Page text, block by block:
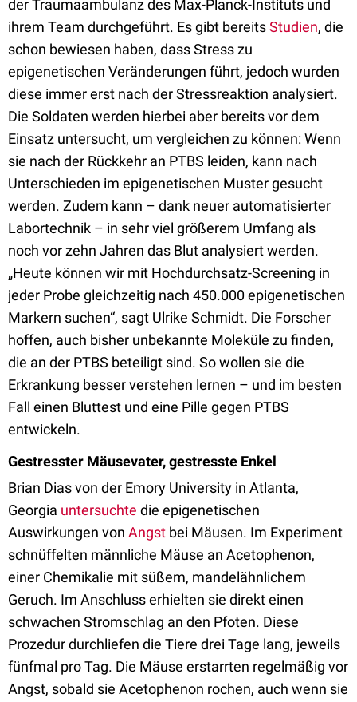
der Traumaambulanz des Max-Planck-Instituts und
ihrem Team durchgeführt. Es gibt bereitsStudien, die
schon bewiesen haben, dass Stress zu
epigenetischen Veränderungen führt, jedoch wurden
diese immer erst nach der Stressreaktion analysiert.
Die Soldaten werden hierbei aber bereits vor dem
Einsatz untersucht, um vergleichen zu können: Wenn
sie nach der Rückkehr an PTBS leiden, kann nach
Unterschieden im epigenetischen Muster gesucht
werden. Zudem kann – dank neuer automatisierter
Labortechnik – in sehr viel größerem Umfang als
noch vor zehn Jahren das Blut analysiert werden.
„Heute können wir mit Hochdurchsatz-​Screening in
jeder Probe gleichzeitig nach 450.000 epigenetischen
Markern suchen“, sagt Ulrike Schmidt. Die Forscher
hoffen, auch bisher unbekannte Moleküle zu finden,
die an der PTBS beteiligt sind. So wollen sie die
Erkrankung besser verstehen lernen – und im besten
Fall einen Bluttest und eine Pille gegen PTBS
entwickeln.
Gestresster Mäusevater, gestresste Enkel
Brian Dias von der Emory University in Atlanta,
Georgia untersuchte die epigenetischen
Auswirkungen von Angst bei Mäusen. Im Experiment
schnüffelten männliche Mäuse an Acetophenon,
einer Chemikalie mit süßem, mandelähnlichem
Geruch. Im Anschluss erhielten sie direkt einen
schwachen Stromschlag an den Pfoten. Diese
Prozedur durchliefen die Tiere drei Tage lang, jeweils
fünfmal pro Tag. Die Mäuse erstarrten regelmäßig vor
Angst, sobald sie Acetophenon rochen, auch wenn sie